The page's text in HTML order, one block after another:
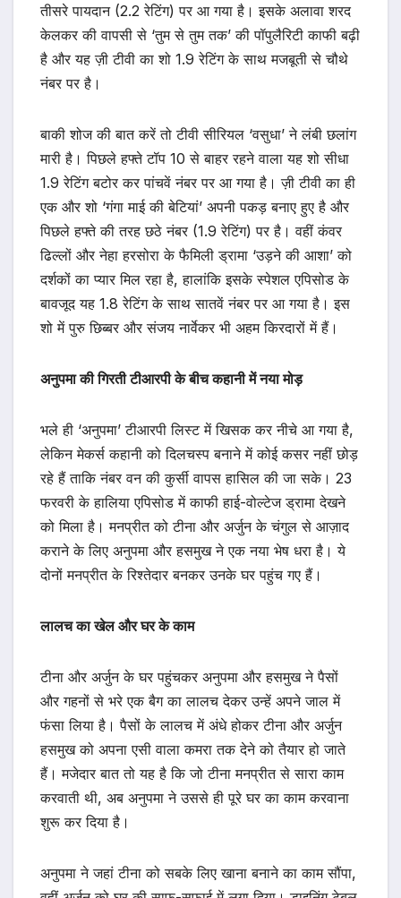
तीसरे पायदान (2.2 रेटिंग) पर आ गया है। इसके अलावा शरद
केलकर की वापसी से ‘तुम से तुम तक’ की पॉपुलैरिटी काफी बढ़ी
है और यह ज़ी टीवी का शो 1.9 रेटिंग के साथ मजबूती से चौथे
नंबर पर है।
बाकी शोज की बात करें तो टीवी सीरियल ‘वसुधा’ ने लंबी छलांग
मारी है। पिछले हफ्ते टॉप 10 से बाहर रहने वाला यह शो सीधा
1.9 रेटिंग बटोर कर पांचवें नंबर पर आ गया है। ज़ी टीवी का ही
एक और शो ‘गंगा माई की बेटियां’ अपनी पकड़ बनाए हुए है और
पिछले हफ्ते की तरह छठे नंबर (1.9 रेटिंग) पर है। वहीं कंवर
ढिल्लों और नेहा हरसोरा के फैमिली ड्रामा ‘उड़ने की आशा’ को
दर्शकों का प्यार मिल रहा है, हालांकि इसके स्पेशल एपिसोड के
बावजूद यह 1.8 रेटिंग के साथ सातवें नंबर पर आ गया है। इस
शो में पुरु छिब्बर और संजय नार्वेकर भी अहम किरदारों में हैं।
अनुपमा की गिरती टीआरपी के बीच कहानी में नया मोड़
भले ही ‘अनुपमा’ टीआरपी लिस्ट में खिसक कर नीचे आ गया है,
लेकिन मेकर्स कहानी को दिलचस्प बनाने में कोई कसर नहीं छोड़
रहे हैं ताकि नंबर वन की कुर्सी वापस हासिल की जा सके। 23
फरवरी के हालिया एपिसोड में काफी हाई-वोल्टेज ड्रामा देखने
को मिला है। मनप्रीत को टीना और अर्जुन के चंगुल से आज़ाद
कराने के लिए अनुपमा और हसमुख ने एक नया भेष धरा है। ये
दोनों मनप्रीत के रिश्तेदार बनकर उनके घर पहुंच गए हैं।
लालच का खेल और घर के काम
टीना और अर्जुन के घर पहुंचकर अनुपमा और हसमुख ने पैसों
और गहनों से भरे एक बैग का लालच देकर उन्हें अपने जाल में
फंसा लिया है। पैसों के लालच में अंधे होकर टीना और अर्जुन
हसमुख को अपना एसी वाला कमरा तक देने को तैयार हो जाते
हैं। मजेदार बात तो यह है कि जो टीना मनप्रीत से सारा काम
करवाती थी, अब अनुपमा ने उससे ही पूरे घर का काम करवाना
शुरू कर दिया है।
अनुपमा ने जहां टीना को सबके लिए खाना बनाने का काम सौंपा,